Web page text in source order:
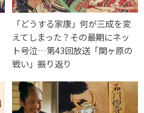
「どうする家康」何が三成を変
えてしまった？その最期にネッ
ト号泣…第43回放送「関ヶ原の
戦い」振り返り